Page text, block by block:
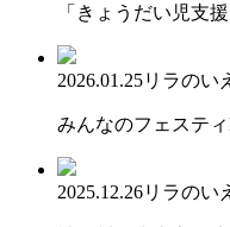
「きょうだい児支
2026.01.25リラのい
みんなのフェステ
2025.12.26リラのい